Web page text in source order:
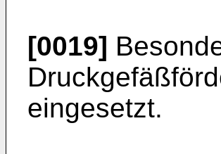
[0019]
eingesetzt.